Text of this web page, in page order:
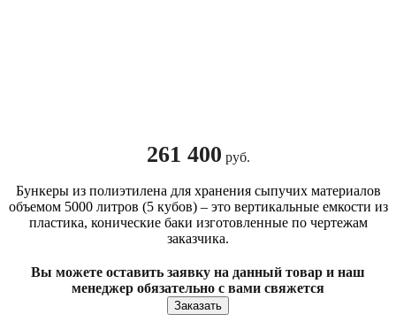
261 400 руб.
Бункеры из полиэтилена для хранения сыпучих материалов
объемом 5000 литров (5 кубов) – это вертикальные емкости из
пластика, конические баки изготовленные по чертежам
заказчика.
Вы можете оставить заявку на данный товар и наш
менеджер обязательно с вами свяжется
Заказать